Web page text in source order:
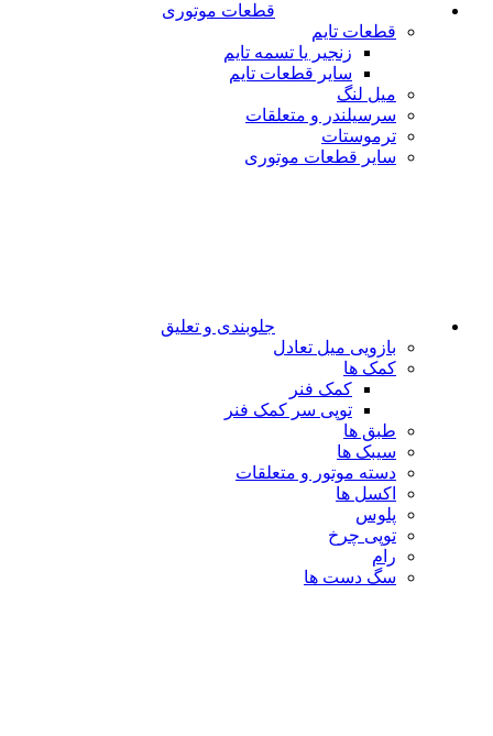
قطعات موتوری
قطعات تایم
زنجیر یا تسمه تایم
سایر قطعات تایم
میل لنگ
سرسیلندر و متعلقات
ترموستات
سایر قطعات موتوری
جلوبندی و تعلیق
بازویی میل تعادل
کمک ها
کمک فنر
توپی سر کمک فنر
طبق ها
سیبک ها
دسته موتور و متعلقات
اکسل ها
پلوس
توپی چرخ
رام
سگ دست ها